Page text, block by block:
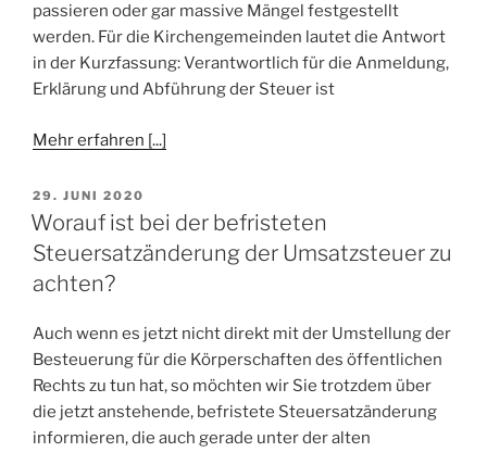
passieren oder gar massive Mängel festgestellt
werden. Für die Kirchengemeinden lautet die Antwort
in der Kurzfassung: Verantwortlich für die Anmeldung,
Erklärung und Abführung der Steuer ist
Mehr erfahren [...]
VERÖFFENTLICHT
AM
29. JUNI 2020
Worauf ist bei der befristeten
Steuersatzänderung der Umsatzsteuer zu
achten?
Auch wenn es jetzt nicht direkt mit der Umstellung der
Besteuerung für die Körperschaften des öffentlichen
Rechts zu tun hat, so möchten wir Sie trotzdem über
die jetzt anstehende, befristete Steuersatzänderung
informieren, die auch gerade unter der alten